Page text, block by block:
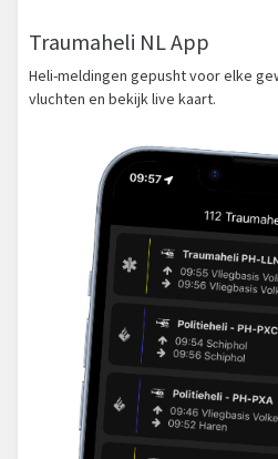
Traumaheli NL App
Heli-meldingen gepusht voor elke
vluchten en bekijk live kaart.